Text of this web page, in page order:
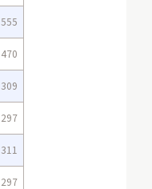
555
470
309
297
311
297